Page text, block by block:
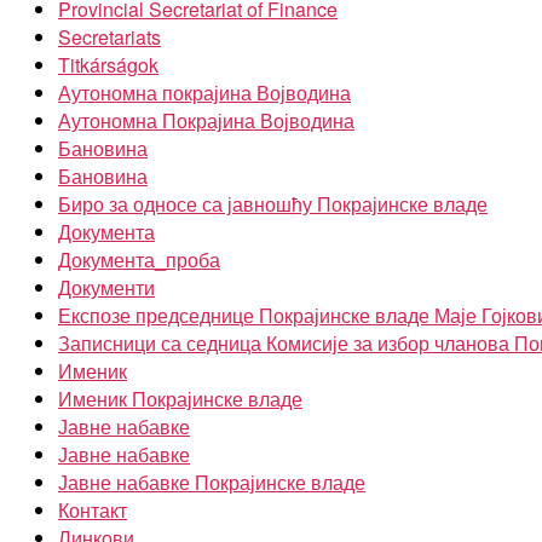
Provincial Secretariat of Finance
Secretariats
Titkárságok
Аутономна покрајина Војводина
Аутономна Покрајина Војводина
Бановина
Бановина
Биро за односе са јавношћу Покрајинске владе
Документа
Документа_проба
Документи
Експозе председнице Покрајинске владе Маје
Записници са седница Комисије за избор чланова
Именик
Именик Покрајинске владе
Јавне набавке
Јавне набавке
Јавне набавке Покрајинске владе
Контакт